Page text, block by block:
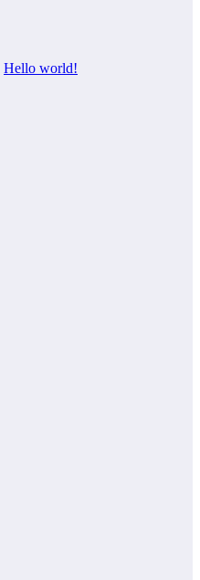
Hello world!